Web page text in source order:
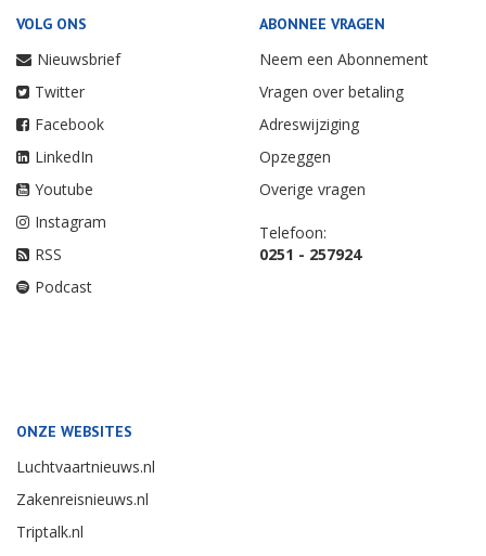
VOLG ONS
Nieuwsbrief
Twitter
Facebook
LinkedIn
Youtube
Instagram
RSS
Podcast
ABONNEE VRAGEN
Neem een Abonnement
Vragen over betaling
Adreswijziging
Opzeggen
Overige vragen
Telefoon:
0251 - 257924
ONZE WEBSITES
Luchtvaartnieuws.nl
Zakenreisnieuws.nl
Triptalk.nl